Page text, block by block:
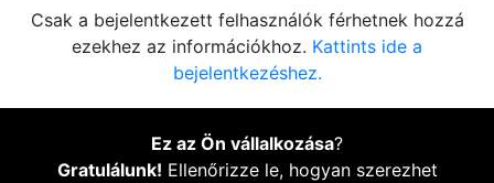
Csak a bejelentkezett felhasználók férhetnek hozzá
ezekhez az információkhoz. Kattints ide a
bejelentkezéshez.
Ez az Ön vállalkozása?
Gratulálunk! Ellenőrizze le, hogyan szerezhet